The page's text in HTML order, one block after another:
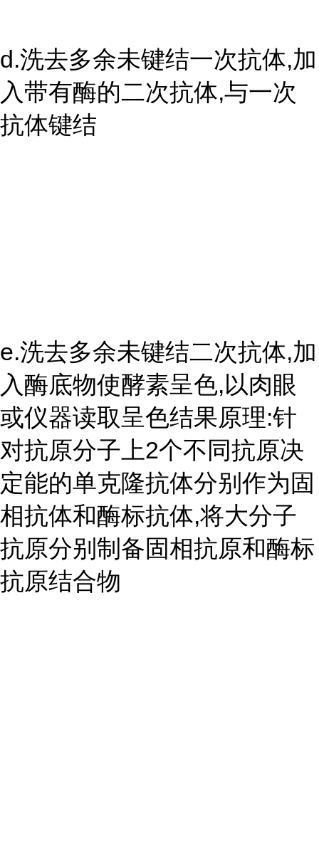
d.洗去多余未键结一次抗体,加
入带有酶的二次抗体,与一次
抗体键结
e.洗去多余未键结二次抗体,加
入酶底物使酵素呈色,以肉眼
或仪器读取呈色结果原理:针
对抗原分子上2个不同抗原决
定能的单克隆抗体分别作为固
相抗体和酶标抗体,将大分子
抗原分别制备固相抗原和酶标
抗原结合物